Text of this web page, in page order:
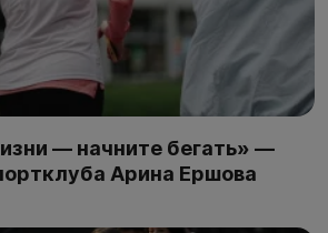
— начните бегать» —
Арина Ершова